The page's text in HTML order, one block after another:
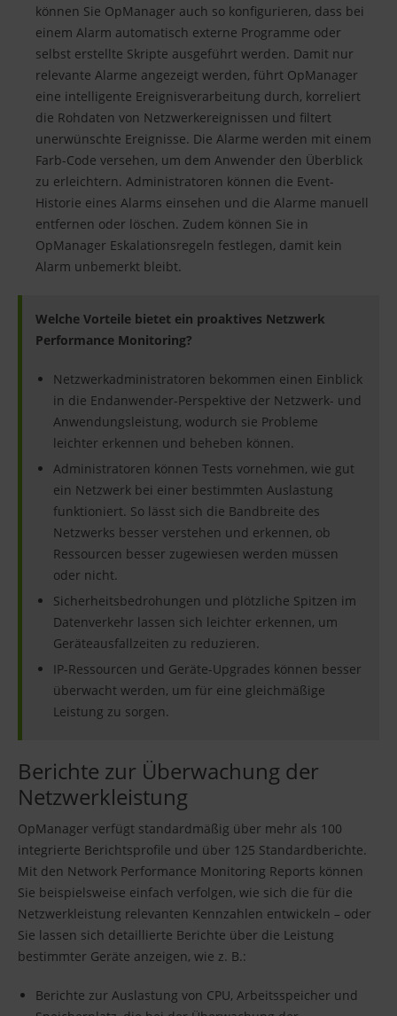
können Sie OpManager auch so konfigurieren, dass bei
einem Alarm automatisch externe Programme oder
selbst erstellte Skripte ausgeführt werden. Damit nur
relevante Alarme angezeigt werden, führt OpManager
eine intelligente Ereignisverarbeitung durch, korreliert
die Rohdaten von Netzwerkereignissen und filtert
unerwünschte Ereignisse. Die Alarme werden mit einem
Farb-Code versehen, um dem Anwender den Überblick
zu erleichtern. Administratoren können die Event-
Historie eines Alarms einsehen und die Alarme manuell
entfernen oder löschen. Zudem können Sie in
OpManager Eskalationsregeln festlegen, damit kein
Alarm unbemerkt bleibt.
Welche Vorteile bietet ein proaktives Netzwerk
Performance Monitoring?
Netzwerkadministratoren bekommen einen Einblick
in die Endanwender-Perspektive der Netzwerk- und
Anwendungsleistung, wodurch sie Probleme
leichter erkennen und beheben können.
Administratoren können Tests vornehmen, wie gut
ein Netzwerk bei einer bestimmten Auslastung
funktioniert. So lässt sich die Bandbreite des
Netzwerks besser verstehen und erkennen, ob
Ressourcen besser zugewiesen werden müssen
oder nicht.
Sicherheitsbedrohungen und plötzliche Spitzen im
Datenverkehr lassen sich leichter erkennen, um
Geräteausfallzeiten zu reduzieren.
IP-Ressourcen und Geräte-Upgrades können besser
überwacht werden, um für eine gleichmäßige
Leistung zu sorgen.
Berichte zur Überwachung der
Netzwerkleistung
OpManager verfügt standardmäßig über mehr als 100
integrierte Berichtsprofile und über 125 Standardberichte.
Mit den Network Performance Monitoring Reports können
Sie beispielsweise einfach verfolgen, wie sich die für die
Netzwerkleistung relevanten Kennzahlen entwickeln – oder
Sie lassen sich detaillierte Berichte über die Leistung
bestimmter Geräte anzeigen, wie z. B.:
Berichte zur Auslastung von CPU, Arbeitsspeicher und